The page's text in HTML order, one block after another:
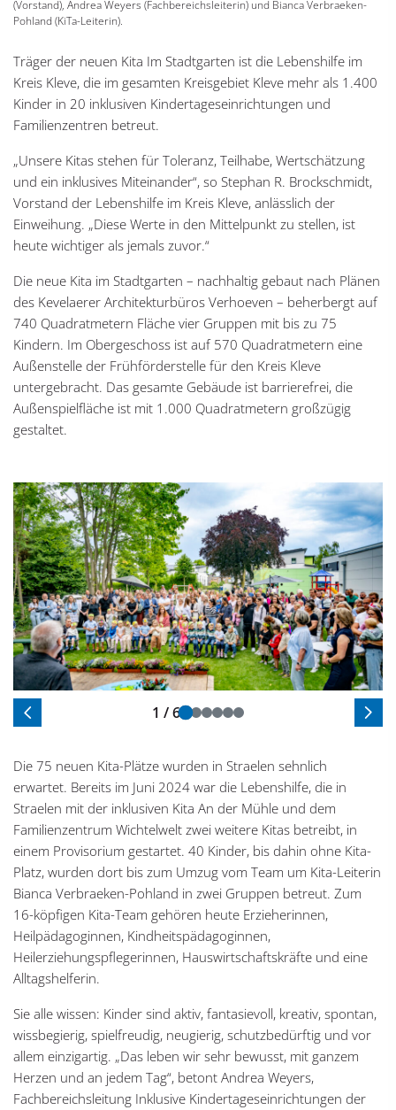
(Vorstand), Andrea Weyers (Fachbereichsleiterin) und Bianca Verbraeken-
Pohland (KiTa-Leiterin).
Träger der neuen Kita Im Stadtgarten ist die Lebenshilfe im
Kreis Kleve, die im gesamten Kreisgebiet Kleve mehr als 1.400
Kinder in 20 inklusiven Kindertageseinrichtungen und
Familienzentren betreut.
„Unsere Kitas stehen für Toleranz, Teilhabe, Wertschätzung
und ein inklusives Miteinander“, so Stephan R. Brockschmidt,
Vorstand der Lebenshilfe im Kreis Kleve, anlässlich der
Einweihung. „Diese Werte in den Mittelpunkt zu stellen, ist
heute wichtiger als jemals zuvor.“
Die neue Kita im Stadtgarten – nachhaltig gebaut nach Plänen
des Kevelaerer Architekturbüros Verhoeven – beherbergt auf
740 Quadratmetern Fläche vier Gruppen mit bis zu 75
Kindern. Im Obergeschoss ist auf 570 Quadratmetern eine
Außenstelle der Frühförderstelle für den Kreis Kleve
untergebracht. Das gesamte Gebäude ist barrierefrei, die
Außenspielfläche ist mit 1.000 Quadratmetern großzügig
gestaltet.
1 / 6
Vorherige Folie
Die 75 neuen Kita-Plätze wurden in Straelen sehnlich
erwartet. Bereits im Juni 2024 war die Lebenshilfe, die in
Straelen mit der inklusiven Kita An der Mühle und dem
Familienzentrum Wichtelwelt zwei weitere Kitas betreibt, in
einem Provisorium gestartet. 40 Kinder, bis dahin ohne Kita-
Platz, wurden dort bis zum Umzug vom Team um Kita-Leiterin
Bianca Verbraeken-Pohland in zwei Gruppen betreut. Zum
16-köpfigen Kita-Team gehören heute Erzieherinnen,
Heilpädagoginnen, Kindheitspädagoginnen,
Heilerziehungspflegerinnen, Hauswirtschaftskräfte und eine
Alltagshelferin.
Sie alle wissen: Kinder sind aktiv, fantasievoll, kreativ, spontan,
wissbegierig, spielfreudig, neugierig, schutzbedürftig und vor
allem einzigartig. „Das leben wir sehr bewusst, mit ganzem
Herzen und an jedem Tag“, betont Andrea Weyers,
Fachbereichsleitung Inklusive Kindertageseinrichtungen der